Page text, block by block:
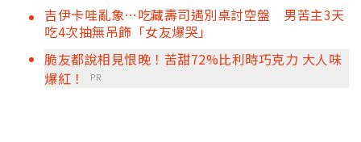
吉伊卡哇亂象…吃藏壽司遇別桌討空盤 男苦主3天
吃4次抽無吊飾「女友爆哭」
脆友都說相見恨晚！苦甜72%比利時巧克力 大人味
爆紅！
PR